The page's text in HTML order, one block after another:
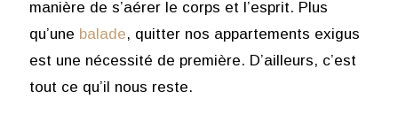
manière de s’aérer le corps et l’esprit. Plus
qu’une balade, quitter nos appartements exigus
est une nécessité de première. D’ailleurs, c’est
tout ce qu’il nous reste.